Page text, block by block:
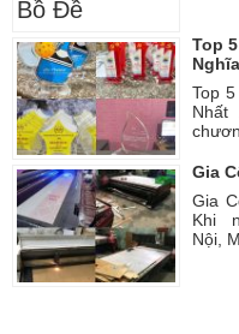
Top
Top
Nhất
Gia
Gia
Khi
Nội,